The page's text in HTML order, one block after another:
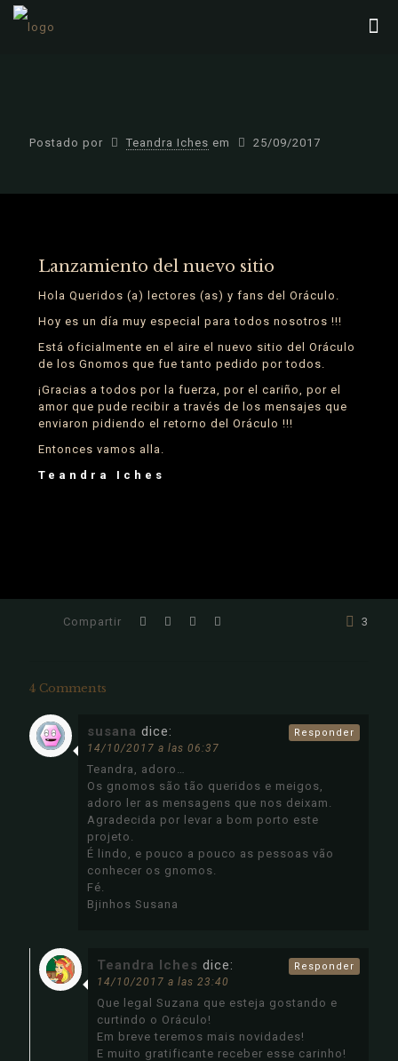
Postado por Teandra Iches em 25/09/2017
Lanzamiento del nuevo sitio
Hola Queridos (a) lectores (as) y fans del Oráculo.
Hoy es un día muy especial para todos nosotros !!!
Está oficialmente en el aire el nuevo sitio del Oráculo
de los Gnomos que fue tanto pedido por todos.
¡Gracias a todos por la fuerza, por el cariño, por el
amor que pude recibir a través de los mensajes que
enviaron pidiendo el retorno del Oráculo !!!
Entonces vamos alla.
Teandra Iches
3
4 Comments
susana dice:
14/10/2017 a las 06:37
Teandra, adoro…
Os gnomos são tão queridos e meigos,
adoro ler as mensagens que nos deixam.
Agradecida por levar a bom porto este
projeto.
É lindo, e pouco a pouco as pessoas vão
conhecer os gnomos.
Fé.
Bjinhos Susana
Responder
Teandra Iches dice:
14/10/2017 a las 23:40
Que legal Suzana que esteja gostando e
curtindo o Oráculo!
Em breve teremos mais novidades!
E muito gratificante receber esse carinho!
Responder